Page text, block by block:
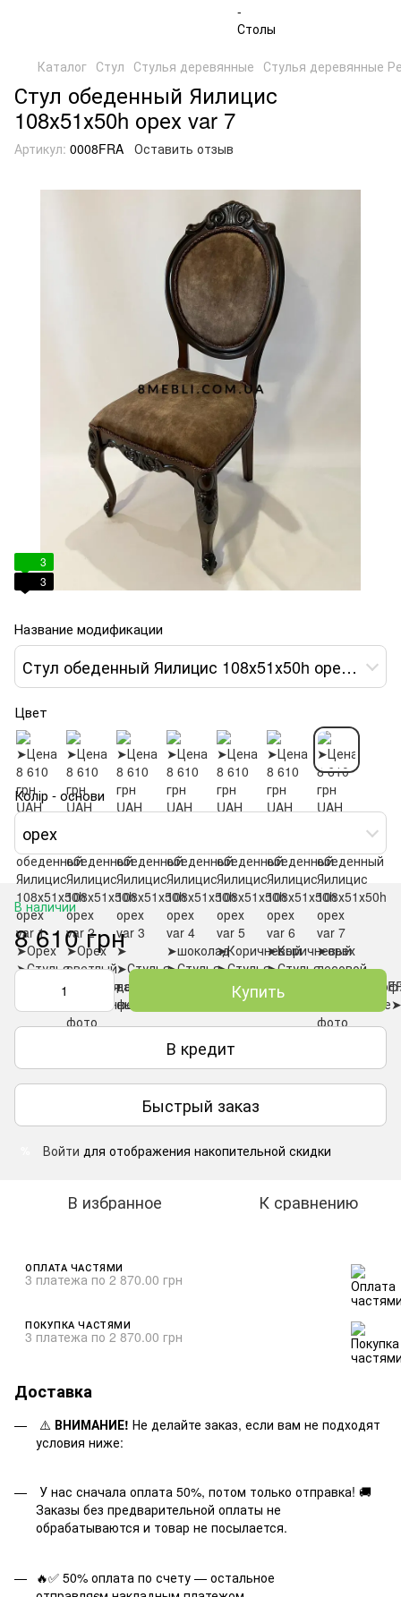
Каталог Стул Стулья деревянные Стулья деревянные
Стул обеденный Яилицис
108х51х50h орех var 7
Артикул: 0008FRA Оставить отзыв
3
3
Название модификации
Стул обеденный Яилицис 108х51х50h орех var 7
Цвет
Колір - основи
орех
В наличии
8 610 грн
Купить
В кредит
Быстрый заказ
Войти для отображения накопительной скидки
В избранное К сравнению
ОПЛАТА ЧАСТЯМИ
3 платежа по 2 870.00 грн
ПОКУПКА ЧАСТЯМИ
3 платежа по 2 870.00 грн
Доставка
⚠️ ВНИМАНИЕ! Не делайте заказ, если вам не подходят
условия ниже:
У нас сначала оплата 50%, потом только отправка! 🚚
Заказы без предварительной оплаты не
обрабатываются и товар не посылается.
🔥✅ 50% оплата по счету — остальное